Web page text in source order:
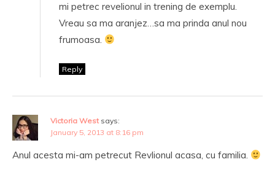
mi petrec revelionul in trening de exemplu.
Vreau sa ma aranjez…sa ma prinda anul nou
frumoasa.
Reply
Victoria West says:
January 5, 2013 at 8:16 pm
Anul acesta mi-am petrecut Revlionul acasa, cu familia.